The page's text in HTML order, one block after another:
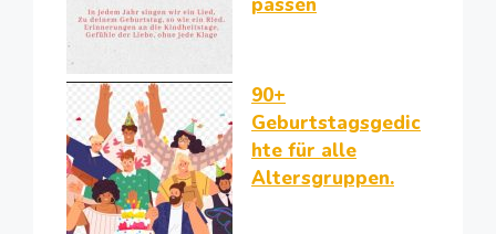
passen
90+
Geburtstagsgedic
hte für alle
Altersgruppen.